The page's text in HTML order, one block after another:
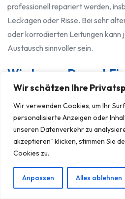
Wir schätzen Ihre
Wir verwenden Cookies, um Ihr
personalisierte Anzeigen oder
unseren Datenverkehr zu
akzeptieren" klicken, stimmen Sie
Cookies zu.
Anpassen Alles ablehnen
professionell repariert werden,
Leckagen oder Risse. Bei sehr
oder korrodierten Leitungen kann
Austausch sinnvoller sein.
Wie Lange Dauert Eine
Durchschnittliche
Kunststoff
Die Dauer einer Reparatur variiert
Ausmaß des Schadens. Eine kleine
Stunden behoben sein, während
kommt hinzu.